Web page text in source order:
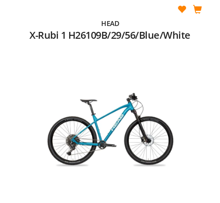
HEAD
X-Rubi 1 H26109B/29/56/Blue/White